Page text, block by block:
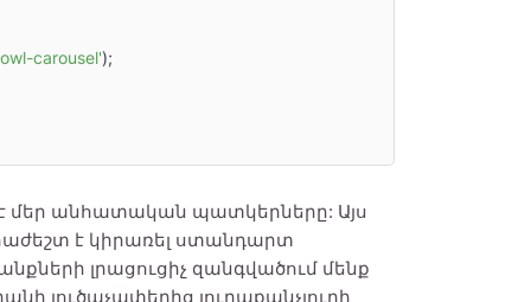
carousel');
մեր անհատական պատկերները: Այս
է կիրառել ստանդարտ
լրացուցիչ զանգվածում մենք
լուծաչափերից յուրաքանչյուրի